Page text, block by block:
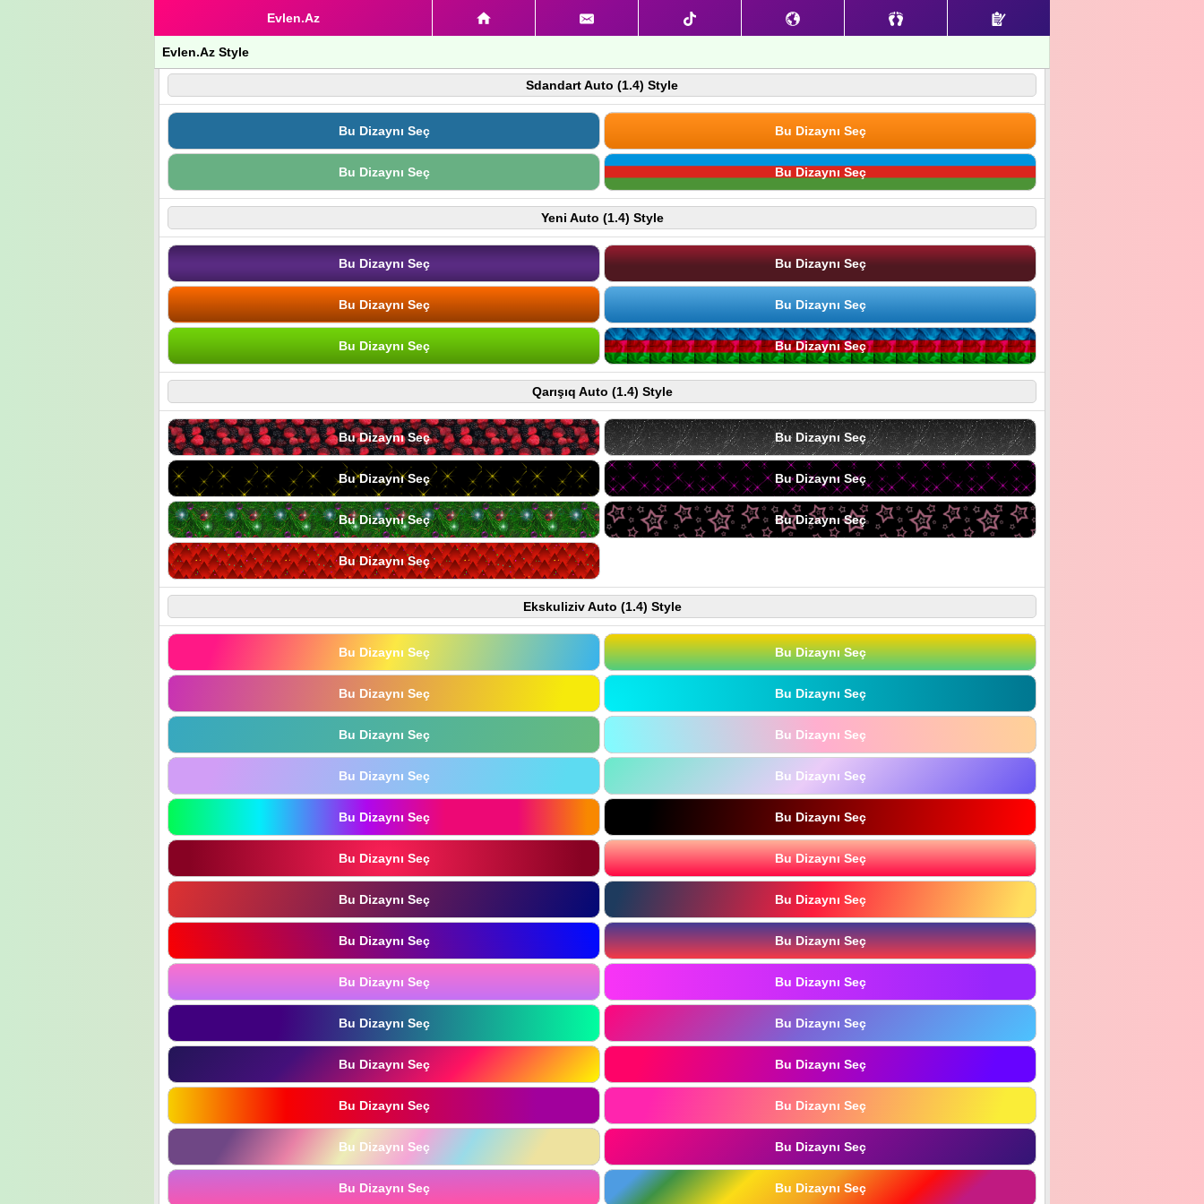
Evlen.Az
Evlen.Az Style
Sdandart Auto (1.4) Style
Bu Dizaynı Seç Bu Dizaynı Seç
Bu Dizaynı Seç Bu Dizaynı Seç
Yeni Auto (1.4) Style
Bu Dizaynı Seç Bu Dizaynı Seç
Bu Dizaynı Seç Bu Dizaynı Seç
Bu Dizaynı Seç Bu Dizaynı Seç
Qarışıq Auto (1.4) Style
Bu Dizaynı Seç Bu Dizaynı Seç
Bu Dizaynı Seç Bu Dizaynı Seç
Bu Dizaynı Seç Bu Dizaynı Seç
Bu Dizaynı Seç
Ekskuliziv Auto (1.4) Style
Bu Dizaynı Seç Bu Dizaynı Seç
Bu Dizaynı Seç Bu Dizaynı Seç
Bu Dizaynı Seç Bu Dizaynı Seç
Bu Dizaynı Seç Bu Dizaynı Seç
Bu Dizaynı Seç Bu Dizaynı Seç
Bu Dizaynı Seç Bu Dizaynı Seç
Bu Dizaynı Seç Bu Dizaynı Seç
Bu Dizaynı Seç Bu Dizaynı Seç
Bu Dizaynı Seç Bu Dizaynı Seç
Bu Dizaynı Seç Bu Dizaynı Seç
Bu Dizaynı Seç Bu Dizaynı Seç
Bu Dizaynı Seç Bu Dizaynı Seç
Bu Dizaynı Seç Bu Dizaynı Seç
Bu Dizaynı Seç Bu Dizaynı Seç